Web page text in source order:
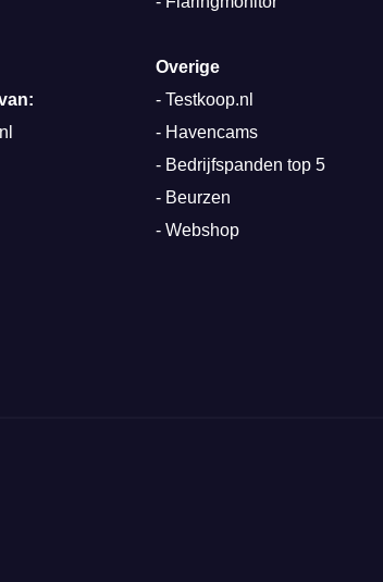
Overige
- Testkoop.nl
- Havencams
- Bedrijfspanden top 5
- Beurzen
- Webshop